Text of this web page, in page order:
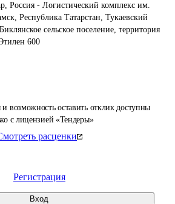
возможность оставить отклик доступны
с лицензией «Тендеры»
расценки
Регистрация
Вход
Россия - Логистический комплекс им.
Республика Татарстан, Тукаевский
сельское поселение, территория
600